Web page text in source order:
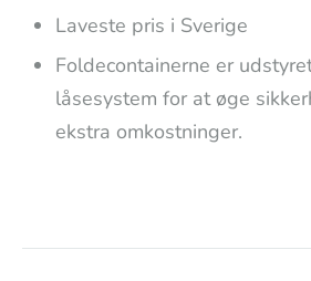
Laveste pris i Sverige
Foldecontainerne er
låsesystem for at øge
ekstra omkostninger.